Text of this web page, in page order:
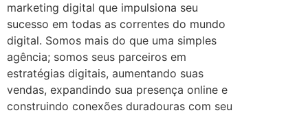
marketing digital que impulsiona seu
sucesso em todas as correntes do mundo
digital. Somos mais do que uma simples
agência; somos seus parceiros em
estratégias digitais, aumentando suas
vendas, expandindo sua presença online e
construindo conexões duradouras com seu